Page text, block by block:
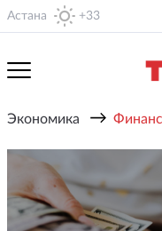
Астана +33
Экономика →